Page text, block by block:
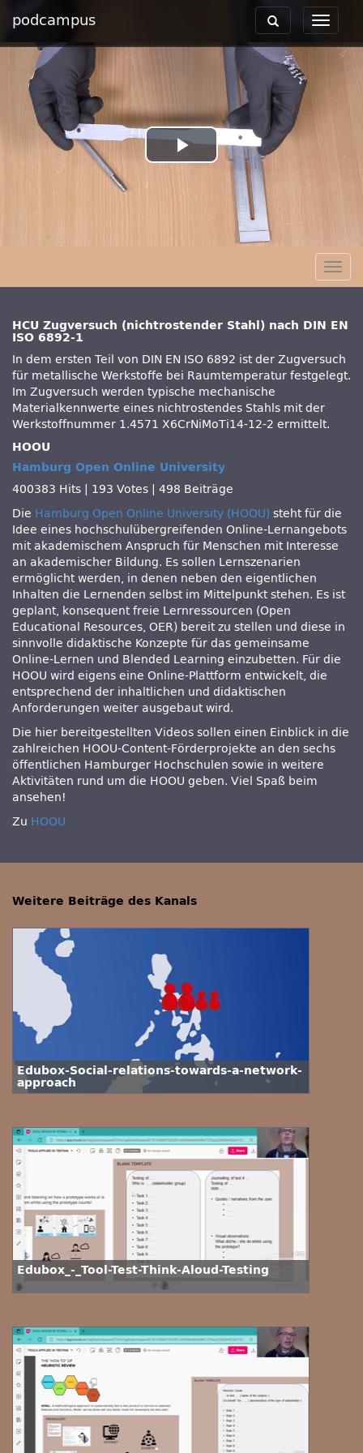
podcampus
Toggle
Toggle
navigation
Play
Video
HCU Zugversuch (nichtrostender Stahl) nach DIN EN
ISO 6892-1
In dem ersten Teil von DIN EN ISO 6892 ist der Zugversuch
für metallische Werkstoffe bei Raumtemperatur festgelegt.
Im Zugversuch werden typische mechanische
Materialkennwerte eines nichtrostendes Stahls mit der
Werkstoffnummer 1.4571 X6CrNiMoTi14-12-2 ermittelt.
HOOU
Hamburg Open Online University
400383 Hits
193 Votes
498 Beiträge
Die Hamburg Open Online University (HOOU) steht für die
Idee eines hochschulübergreifenden Online-Lernangebots
mit akademischem Anspruch für Menschen mit Interesse
an akademischer Bildung. Es sollen Lernszenarien
ermöglicht werden, in denen neben den eigentlichen
Inhalten die Lernenden selbst im Mittelpunkt stehen. Es ist
geplant, konsequent freie Lernressourcen (Open
Educational Resources, OER) bereit zu stellen und diese in
sinnvolle didaktische Konzepte für das gemeinsame
Online-Lernen und Blended Learning einzubetten. Für die
HOOU wird eigens eine Online-Plattform entwickelt, die
entsprechend der inhaltlichen und didaktischen
Anforderungen weiter ausgebaut wird.
Die hier bereitgestellten Videos sollen einen Einblick in die
zahlreichen HOOU-Content-Förderprojekte an den sechs
öffentlichen Hamburger Hochschulen sowie in weitere
Aktivitäten rund um die HOOU geben. Viel Spaß beim
ansehen!
Zu HOOU
Weitere Beiträge des Kanals
Edubox-Social-relations-towards-a-network-
approach
Edubox_-_Tool-Test-Think-Aloud-Testing